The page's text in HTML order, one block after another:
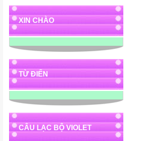
XIN CHÀO
TỪ ĐIỂN
CÂU LẠC BỘ VIOLET